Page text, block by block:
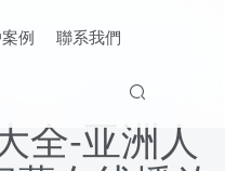
全-亚洲人
例 聯系我們